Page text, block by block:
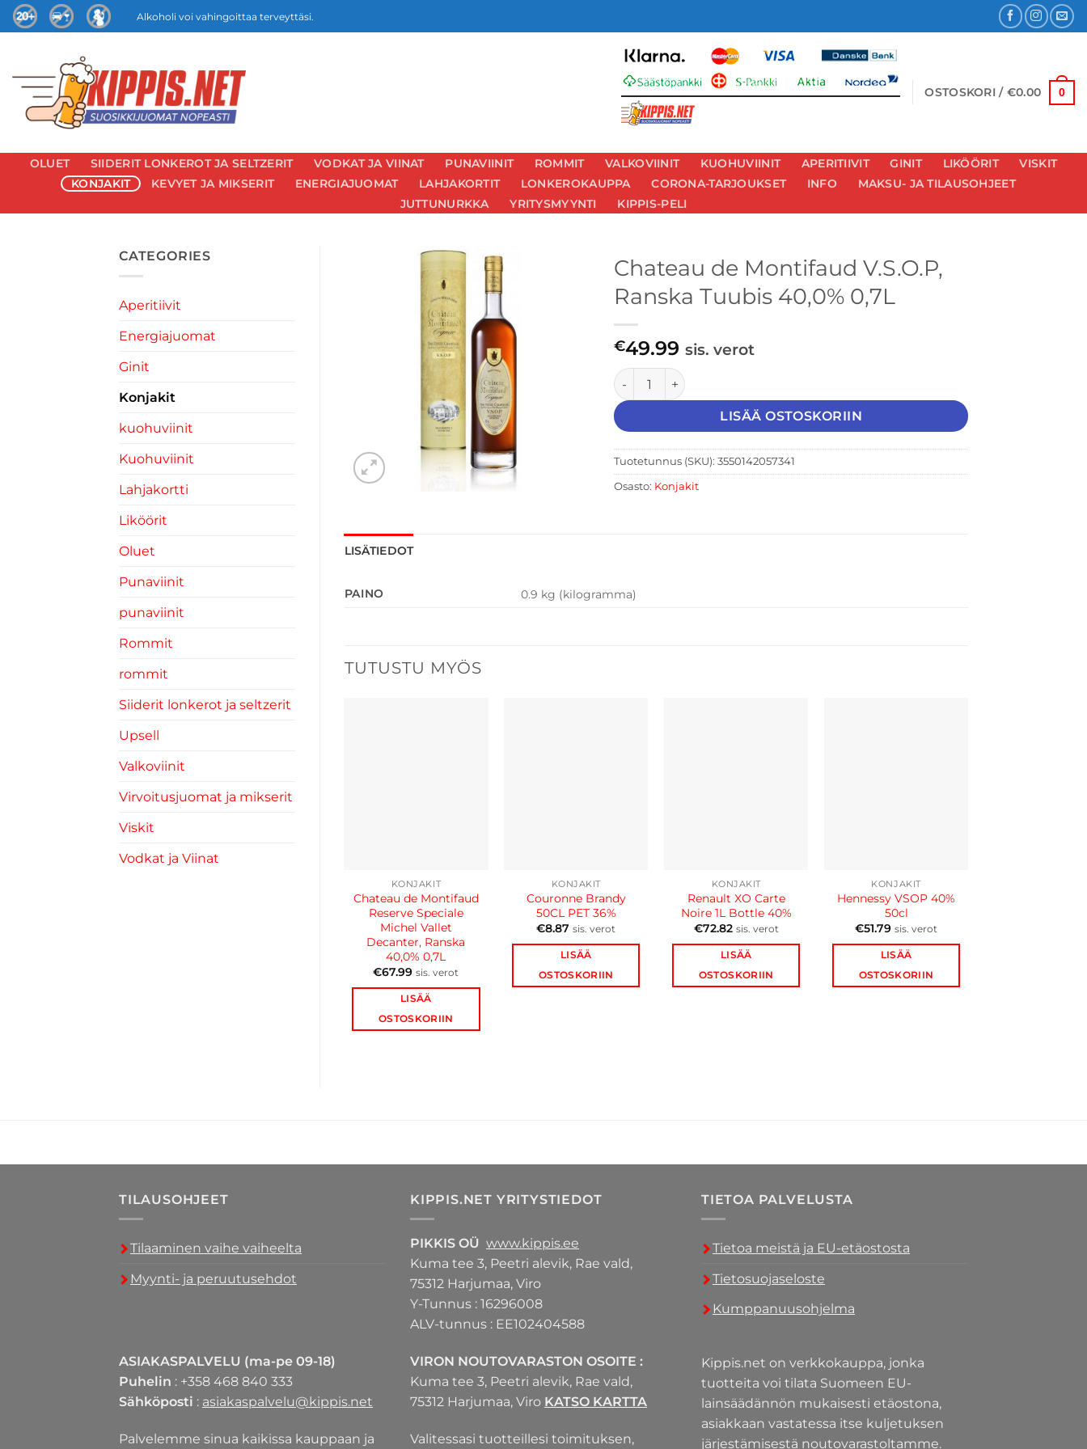
Skip
to
Alkoholi voi vahingoittaa terveyttäsi.
OSTOSKORI / €0.00 0
OLUET SIIDERIT LONKEROT JA SELTZERIT VODKAT JA VIINAT PUNAVIINIT ROMMIT VALKOVIINIT KUOHUVIINIT APERITIIVIT GINIT LIKÖÖRIT
VISKIT
KONJAKIT
KEVYET JA MIKSERIT ENERGIAJUOMAT LAHJAKORTIT LONKEROKAUPPA CORONA-TARJOUKSET INFO
MAKSU- JA TILAUSOHJEET
JUTTUNURKKA
YRITYSMYYNTI KIPPIS-PELI
CATEGORIES
Aperitiivit
Energiajuomat
Ginit
Konjakit
kuohuviinit
Kuohuviinit
Lahjakortti
Liköörit
Oluet
Punaviinit
punaviinit
Rommit
rommit
Siiderit lonkerot ja seltzerit
Upsell
Valkoviinit
Virvoitusjuomat ja mikserit
Viskit
Vodkat ja Viinat
Chateau de Montifaud V.S.O.P,
Ranska Tuubis 40,0% 0,7L
€49.99 sis. verot
Chateau de Montifaud V.S.O.P, Ranska Tuubis 40,0% 0,7L määrä
LISÄÄ OSTOSKORIIN
Tuotetunnus (SKU):3550142057341
Osasto: Konjakit
LISÄTIEDOT
PAINO 0.9 kg (kilogramma)
TUTUSTU MYÖS
KONJAKIT
Chateau de Montifaud
Reserve Speciale
Michel Vallet
Decanter, Ranska
40,0% 0,7L
€67.99 sis. verot
LISÄÄ
OSTOSKORIIN
KONJAKIT
Couronne Brandy
50CL PET 36%
€8.87 sis. verot
LISÄÄ
OSTOSKORIIN
KONJAKIT
Renault XO Carte
Noire 1L Bottle 40%
€72.82 sis. verot
LISÄÄ
OSTOSKORIIN
KONJAKIT
Hennessy VSOP 40%
50cl
€51.79 sis. verot
LISÄÄ
OSTOSKORIIN
TILAUSOHJEET
Tilaaminen vaihe vaiheelta
Myynti- ja peruutusehdot
ASIAKASPALVELU (ma-pe 09-18)
Puhelin : +358 468 840 333
Sähköposti : asiakaspalvelu@kippis.net
Palvelemme sinua kaikissa kauppaan ja
KIPPIS.NET YRITYSTIEDOT
PIKKIS OÜ www.kippis.ee
Kuma tee 3, Peetri alevik, Rae vald,
75312 Harjumaa, Viro
Y-Tunnus : 16296008
ALV-tunnus : EE102404588
VIRON NOUTOVARASTON OSOITE :
Kuma tee 3, Peetri alevik, Rae vald,
75312 Harjumaa, Viro KATSO KARTTA
Valitessasi tuotteillesi toimituksen,
TIETOA PALVELUSTA
Tietoa meistä ja EU-etäostosta
Tietosuojaseloste
Kumppanuusohjelma
Kippis.net on verkkokauppa, jonka
tuotteita voi tilata Suomeen EU-
lainsäädännön mukaisesti etäostona,
asiakkaan vastatessa itse kuljetuksen
järjestämisestä noutovarastoltamme.